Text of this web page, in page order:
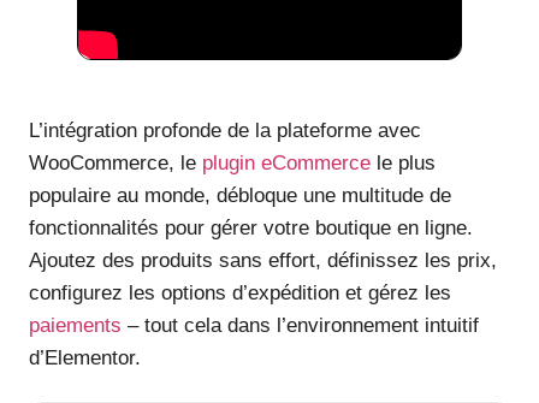
L’intégration profonde de la plateforme avec
WooCommerce, le plugin eCommerce le plus
populaire au monde, débloque une multitude de
fonctionnalités pour gérer votre boutique en ligne.
Ajoutez des produits sans effort, définissez les prix,
configurez les options d’expédition et gérez les
paiements – tout cela dans l’environnement intuitif
d’Elementor.